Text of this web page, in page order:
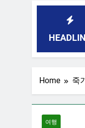
Home 죽
여행